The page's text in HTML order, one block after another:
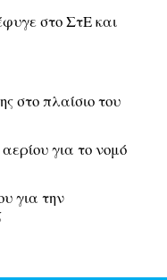
στο ΣτΕ και
στο πλαίσιο του
για το νομό
για την